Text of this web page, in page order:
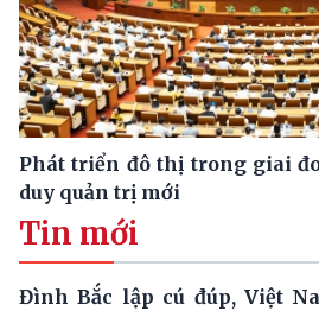
Phát triển đô thị trong giai
duy quản trị mới
Tin mới
Đình Bắc lập cú đúp, Việt